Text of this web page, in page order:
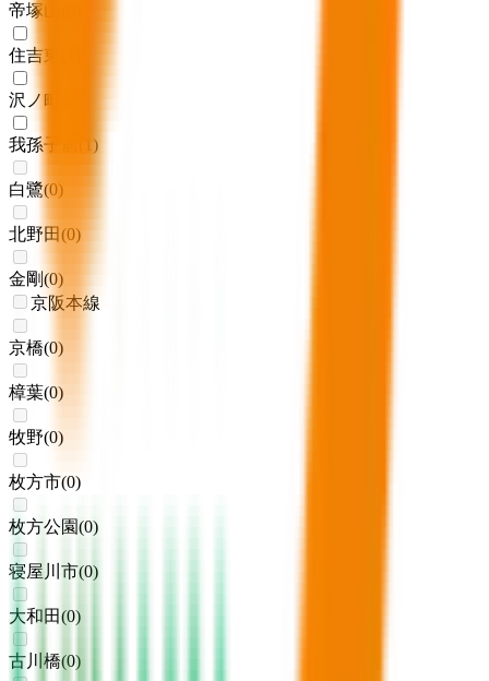
帝塚山
住吉東
沢ノ町
我孫子前 )
白鷺(0)
北野田 (0)
金剛(0)
京阪本線
京橋(0)
樟葉(0)
牧野(0)
枚方市(0)
枚方公園(0)
寝屋川市(0)
大和田(0)
古川橋(0)